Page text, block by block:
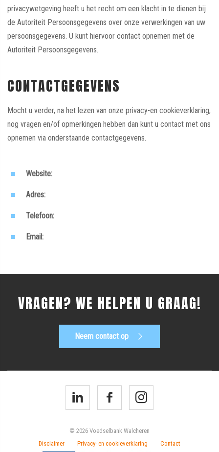
privacywetgeving heeft u het recht om een klacht in te dienen bij
de Autoriteit Persoonsgegevens over onze verwerkingen van uw
persoonsgegevens. U kunt hiervoor contact opnemen met de
Autoriteit Persoonsgegevens.
CONTACTGEGEVENS
Mocht u verder, na het lezen van onze privacy-en cookieverklaring,
nog vragen en/of opmerkingen hebben dan kunt u contact met ons
opnemen via onderstaande contactgegevens.
Website:
Adres:
Telefoon:
Email:
VRAGEN? WE HELPEN U GRAAG!
Neem contact op
© 2026 Voedselbank Walcheren
Disclaimer
Privacy- en cookieverklaring Contact